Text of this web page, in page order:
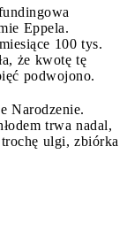
Eppela.
100 tys.
że kwotę tę
podwojono.
Narodzenie.
trwa nadal,
ulgi, zbiórka